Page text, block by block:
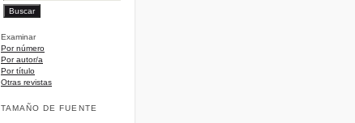
Examinar
Por número
Por autor/a
Por título
Otras revistas
TAMAÑO DE FUENTE